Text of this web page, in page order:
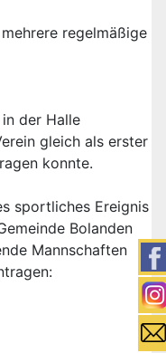
regelmäßige
der Halle
gleich als erster
konnte.
sportliches Ereignis
Bolanden
Mannschaften